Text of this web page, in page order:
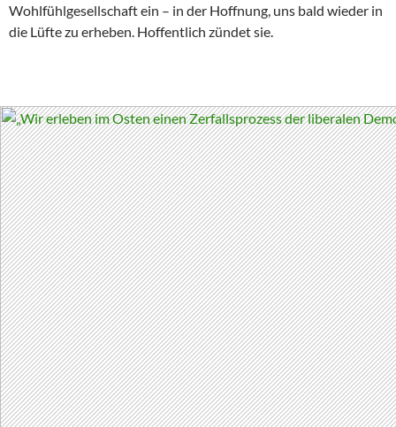
Wohlfühlgesellschaft ein – in der Hoffnung, uns bald wieder in
die Lüfte zu erheben. Hoffentlich zündet sie.